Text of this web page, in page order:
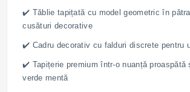
✔️ Tăblie tapițată cu model geometric în
cusături decorative
✔️ Cadru decorativ cu falduri discrete pentru
✔️ Tapițerie premium într-o nuanță proaspătă
verde mentă